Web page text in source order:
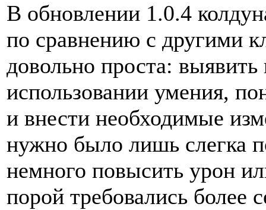
В обновлении 1.0.4
по сравнению с другими
довольно проста:
использовании умения,
и внести необходимые
нужно было лишь слегка
немного повысить урон
порой требовались более